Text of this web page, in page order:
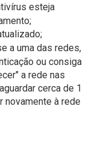
esteja
a uma das redes,
ou consiga
a rede nas
cerca de 1
novamente à rede